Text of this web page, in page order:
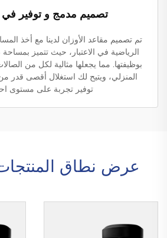
تصميم مدمج و توفير في
تم تصميم مقاعد الأوزان لدينا مع أخذ
الرياضية في الاعتبار، حيث تتميز
بوظيفتها. مما يجعلها مثالية لكل من
المنزلي، ويتيح لك استغلال أقصى قدر
توفير تجربة على مستوى
عرض نطاق